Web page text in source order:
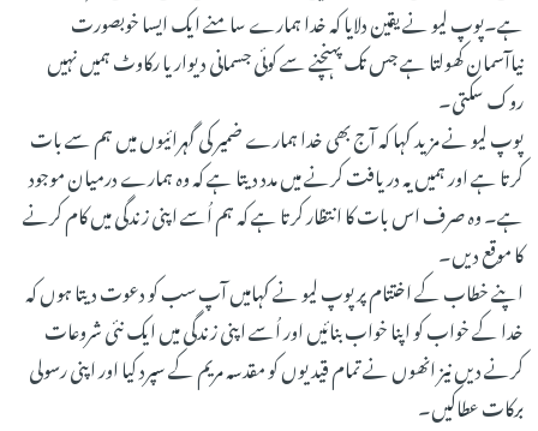
ہے۔پوپ لیو نے یقین دلایا کہ خدا ہمارے سامنے ایک ایسا خوبصورت
نیاآسمان کھولتا ہے جس تک پہنچنے سے کوئی جسمانی دیوار یا رکاوٹ ہمیں نہیں
روک سکتی۔
پوپ لیو نے مزید کہا کہ آج بھی خدا ہمارے ضمیر کی گہرائیوں میں ہم سے بات
کرتا ہے اور ہمیں یہ دریافت کرنے میں مدد دیتا ہے کہ وہ ہمارے درمیان موجود
ہے۔ وہ صرف اس بات کا انتظار کرتا ہے کہ ہم اُسے اپنی زندگی میں کام کرنے
کا موقع دیں۔
اپنے خطاب کے اختتام پر پوپ لیو نے کہامیں آپ سب کو دعوت دیتا ہوں کہ
خدا کے خواب کو اپنا خواب بنائیں اور اُسے اپنی زندگی میں ایک نئی شروعات
کرنے دیں نیز انھوں نے تمام قیدیوں کو مقدسہ مریم کے سپرد کیا اور اپنی رسولی
برکات عطاکیں۔